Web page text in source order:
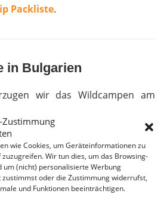
Zustimmung
wie Cookies, um Geräteinformationen zu
Wir tun dies, um das Browsing-
um (nicht) personalisierte Werbung
zustimmst oder die Zustimmung widerrufst,
und Funktionen beeinträchtigen.
Packliste.
in Bulgarien
wir das Wildcampen am
auf.
im Landesinneren an einem
in den Bergen in